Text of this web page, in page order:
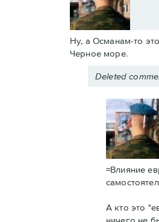
Ну, а Османам-то
Черное море.
Deleted
=Влияние
А кто это